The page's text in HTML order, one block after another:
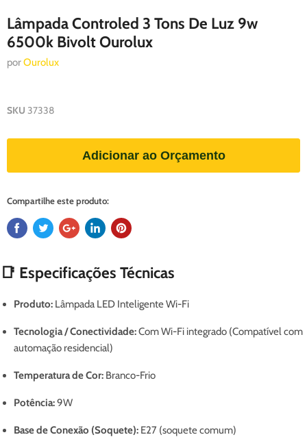
Lâmpada Controled 3 Tons De Luz 9w
6500k Bivolt Ourolux
porOurolux
SKU 37338
Adicionar ao Orçamento
Compartilhe este produto:
📑 Especificações Técnicas
Produto: Lâmpada LED Inteligente Wi-Fi
Tecnologia / Conectividade:Com Wi-Fi integrado (Compatível com
automação residencial)
Temperatura de Cor: Branco-Frio
Potência:9W
Base de Conexão (Soquete): E27 (soquete comum)